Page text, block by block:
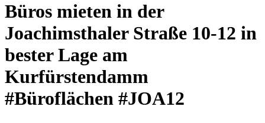
Büros mieten in der
Joachimsthaler Straße 10-12 in
bester Lage am
Kurfürstendamm
#Büroflächen #JOA12